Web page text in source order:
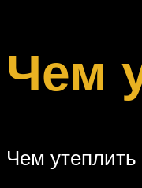
Чем
Чем утеплить